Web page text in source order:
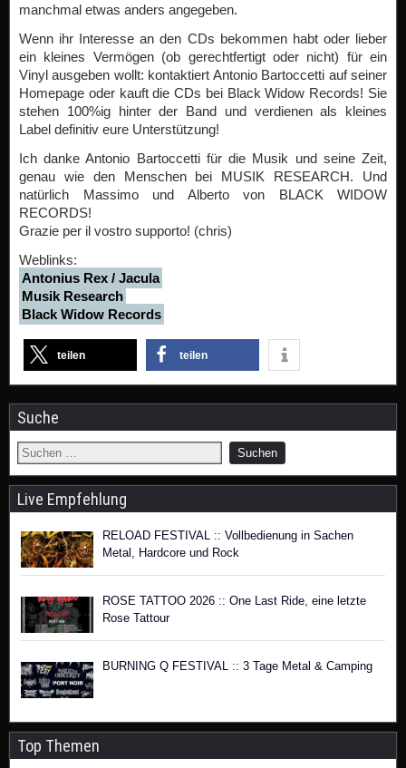
manchmal etwas anders angegeben.
Wenn ihr Interesse an den CDs bekommen habt oder lieber
ein kleines Vermögen (ob gerechtfertigt oder nicht) für ein
Vinyl ausgeben wollt: kontaktiert Antonio Bartoccetti auf seiner
Homepage oder kauft die CDs bei Black Widow Records! Sie
stehen 100%ig hinter der Band und verdienen als kleines
Label definitiv eure Unterstützung!
Ich danke Antonio Bartoccetti für die Musik und seine Zeit,
genau wie den Menschen bei MUSIK RESEARCH. Und
natürlich Massimo und Alberto von BLACK WIDOW
RECORDS!
Grazie per il vostro supporto! (chris)
Weblinks:
Antonius Rex / Jacula
Musik Research
Black Widow Records
teilen teilen
Suche
Live Empfehlung
RELOAD FESTIVAL :: Vollbedienung in Sachen
Metal, Hardcore und Rock
ROSE TATTOO 2026 :: One Last Ride, eine letzte
Rose Tattour
BURNING Q FESTIVAL :: 3 Tage Metal & Camping
Top Themen